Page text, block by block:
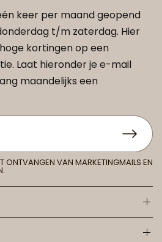
keer per maand geopend
t/m zaterdag. Hier
kortingen op een
Laat hieronder je e-mail
maandelijks een
ONTVANGEN VAN MARKETINGMAILS EN